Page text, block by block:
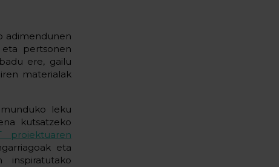
adimendunen
pertsonen
ere, gailu
materialak
leku
kutsatzeko
proiektuaren
eta
inspiratutako